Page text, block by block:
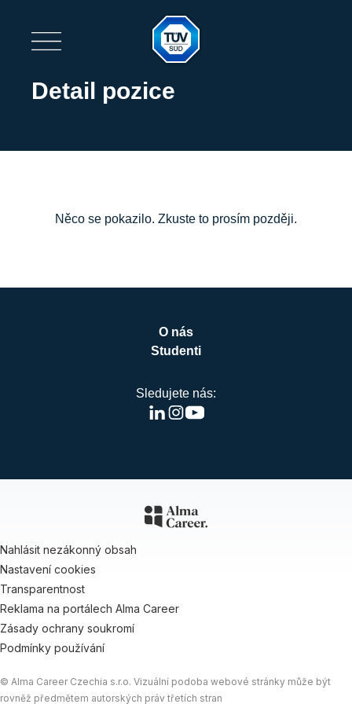
Detail pozice
Něco se pokazilo. Zkuste to prosím později.
O nás
Studenti
Sledujete nás:
Nahlásit nezákonný obsah
Nastavení cookies
Transparentnost
Reklama na portálech Alma Career
Zásady ochrany soukromí
Podmínky používání
© Alma Career Czechia s.r.o. Vizuální podoba webové stránky může být
rovněž předmětem autorských práv třetích stran